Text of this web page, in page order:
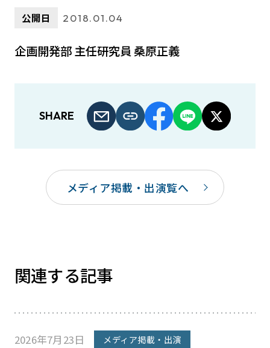
公開日 2018.01.04
企画開発部 主任研究員 桑原正義
SHARE
メディア掲載・出演覧へ
関連する記事
2026年7月23日 メディア掲載・出演